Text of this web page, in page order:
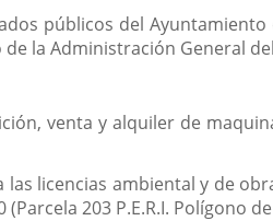
públicos del
la Administración General
venta y alquiler de
licencias ambiental y de
203 P.E.R.I. Polígono